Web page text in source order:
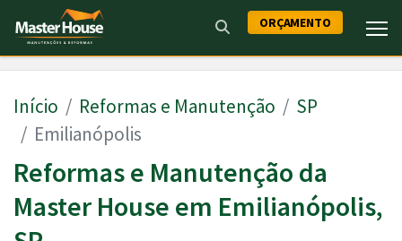
ORÇAMENTO
Início Reformas e Manutenção
SP
Emilianópolis
Reformas e Manutenção da
Master House em Emilianópolis,